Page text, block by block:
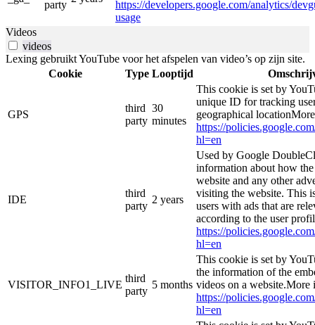
party
https://developers.google.com/analytics/
usage
Videos
videos
Lexing gebruikt YouTube voor het afspelen van video’s op zijn site.
Cookie
Type Looptijd
GPS
third
party
30
minutes
This cookie is set by
unique ID for tracking
geographical
https://
hl=en
IDE
third
party
2 years
Used by Google
information about how the
website and any other
visiting the website. This
users with ads that are
according to the user
https://
hl=en
VISITOR_INFO1_LIVE
third
party
5 months
This cookie is set by
the information of the
videos on a website.More
https://
hl=en